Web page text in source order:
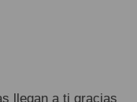
llegan a ti gracias